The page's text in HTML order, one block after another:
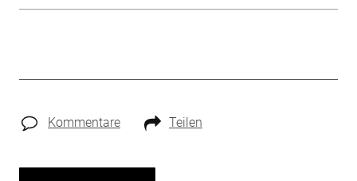
Kommentare Teilen